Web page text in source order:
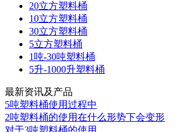
20立方塑料桶
10立方塑料桶
30立方塑料桶
5立方塑料桶
1吨-30吨塑料桶
5升-1000升塑料桶
最新资讯及产品
5吨塑料桶使用过程中
2吨塑料桶的使用在什么形势下会变形
对于3吨塑料桶的使用